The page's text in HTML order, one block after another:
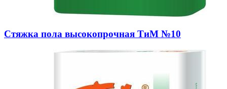
Стяжка пола высокопрочная ТиМ №10